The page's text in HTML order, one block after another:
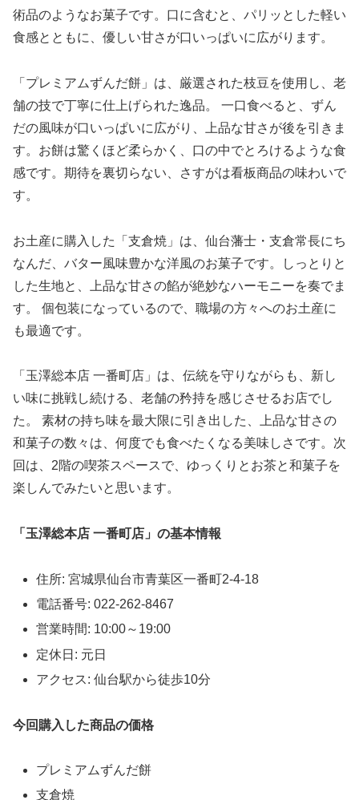
術品のようなお菓子です。口に含むと、パリッとした軽い
食感とともに、優しい甘さが口いっぱいに広がります。
「プレミアムずんだ餅」は、厳選された枝豆を使用し、老
舗の技で丁寧に仕上げられた逸品。 一口食べると、ずん
だの風味が口いっぱいに広がり、上品な甘さが後を引きま
す。お餅は驚くほど柔らかく、口の中でとろけるような食
感です。期待を裏切らない、さすがは看板商品の味わいで
す。
お土産に購入した「支倉焼」は、仙台藩士・支倉常長にち
なんだ、バター風味豊かな洋風のお菓子です。しっとりと
した生地と、上品な甘さの餡が絶妙なハーモニーを奏でま
す。 個包装になっているので、職場の方々へのお土産に
も最適です。
「玉澤総本店 一番町店」は、伝統を守りながらも、新し
い味に挑戦し続ける、老舗の矜持を感じさせるお店でし
た。 素材の持ち味を最大限に引き出した、上品な甘さの
和菓子の数々は、何度でも食べたくなる美味しさです。次
回は、2階の喫茶スペースで、ゆっくりとお茶と和菓子を
楽しんでみたいと思います。
「玉澤総本店 一番町店」の基本情報
住所: 宮城県仙台市青葉区一番町2-4-18
電話番号: 022-262-8467
営業時間: 10:00～19:00
定休日: 元日
アクセス: 仙台駅から徒歩10分
今回購入した商品の価格
プレミアムずんだ餅
支倉焼